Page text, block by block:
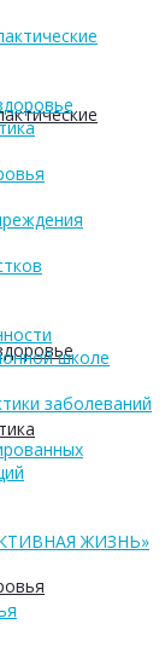
школе
заболеваний
ЖИЗНЬ»